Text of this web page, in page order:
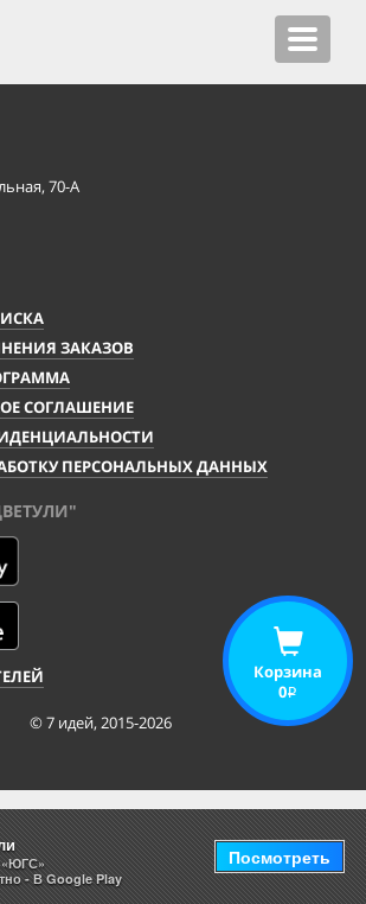
Toggle
70-А
ЗАКАЗОВ
СОГЛАШЕНИЕ
ПЕРСОНАЛЬНЫХ ДАННЫХ
© 7 идей, 2015-2026
Корзина
0i
«ЮГС»
- В Google Play
Посмотреть